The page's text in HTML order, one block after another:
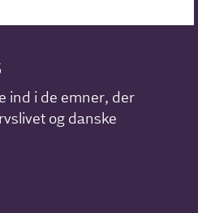
ind i de emner, der
og danske